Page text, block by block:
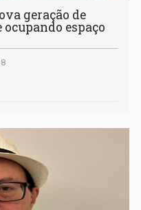
geração de
espaço